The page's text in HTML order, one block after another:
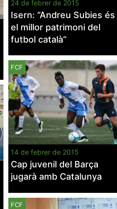
24 de febrer de 2015
Isern: “Andreu Subies és
el millor patrimoni del
futbol català”
FCF
14 de febrer de 2015
Cap juvenil del Barça
jugarà amb Catalunya
FCF